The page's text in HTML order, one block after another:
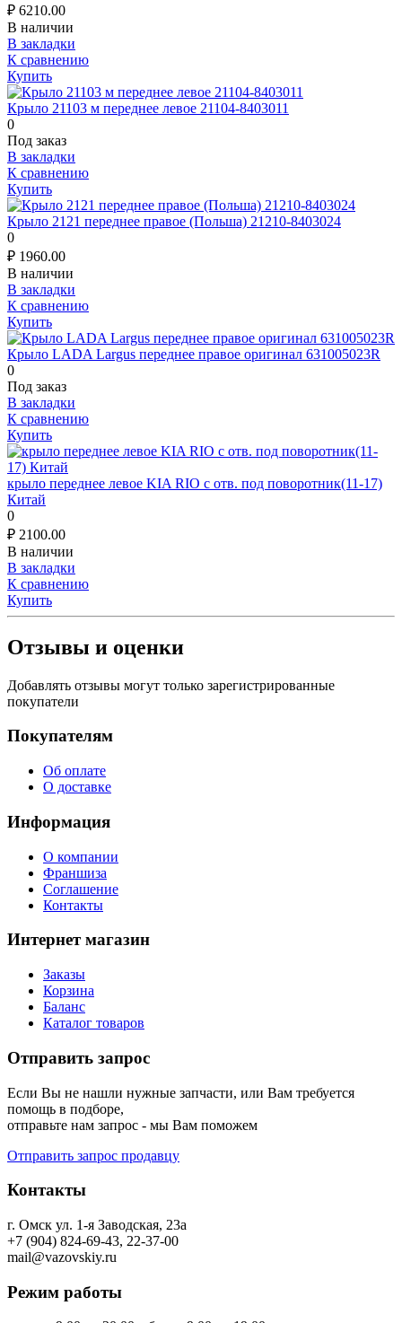
₽ 6210.00
В наличии
В закладки
К сравнению
Купить
Крыло 21103 м переднее левое 21104-8403011
0
Под заказ
В закладки
К сравнению
Купить
Крыло 2121 переднее правое (Польша) 21210-8403024
0
₽ 1960.00
В наличии
В закладки
К сравнению
Купить
Крыло LADA Largus переднее правое оригинал 631005023R
0
Под заказ
В закладки
К сравнению
Купить
крыло переднее левое KIA RIO с отв. под поворотник(11-17)
Китай
0
₽ 2100.00
В наличии
В закладки
К сравнению
Купить
Отзывы и оценки
Добавлять отзывы могут только зарегистрированные
покупатели
Покупателям
Об оплате
О доставке
Информация
О компании
Франшиза
Соглашение
Контакты
Интернет магазин
Заказы
Корзина
Баланс
Каталог товаров
Отправить запрос
Если Вы не нашли нужные запчасти, или Вам требуется
помощь в подборе,
отправьте нам запрос - мы Вам поможем
Отправить запрос продавцу
Контакты
г. Омск ул. 1-я Заводская, 23а
+7 (904) 824-69-43, 22-37-00
mail@vazovskiy.ru
Режим работы